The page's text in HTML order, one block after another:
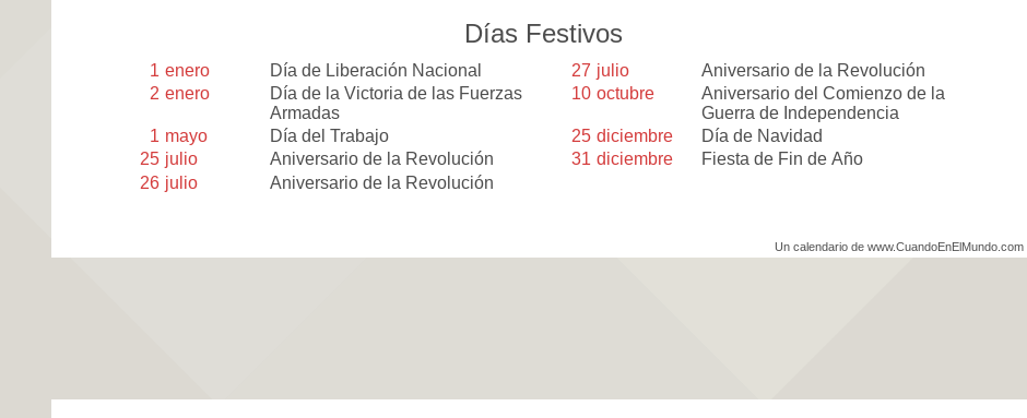
Días Festivos
1 enero
Día de Liberación Nacional
2 enero
Día de la Victoria de las Fuerzas
Armadas
1 mayo
Día del Trabajo
25 julio
Aniversario de la Revolución
26 julio Aniversario de la Revolución
27 julio
Aniversario de la Revolución
10 octubre
Aniversario del Comienzo de la
Guerra de Independencia
25 diciembre
Día de Navidad
31 diciembre Fiesta de Fin de Año
Un calendario de www.CuandoEnElMundo.com